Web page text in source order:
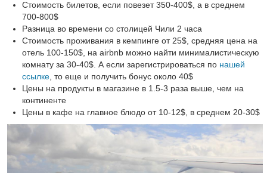
Стоимость билетов, если повезет 350-400$, а в среднем
700-800$
Разница во времени со столицей Чили 2 часа
Стоимость проживания в кемпинге от 25$, средняя цена на
отель 100-150$, на airbnb можно найти минималистическую
комнату за 30-40$. А если зарегистрироваться по нашей
ссылке , то еще и получить бонус около 40$
Цены на продукты в магазине в 1.5-3 раза выше, чем на
континенте
Цены в кафе на главное блюдо от 10-12$, в среднем 20-30$